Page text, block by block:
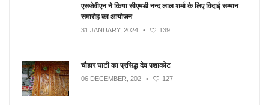
एसजेवीएन ने किया सीएमडी नन्‍द लाल शर्मा के लिए विदाई सम्मान
समारोह का आयोजन
31 JANUARY, 2024 • 139
चौहार घाटी का प्रसिद्ध देव पशाकोट
06 DECEMBER, 202 • 127